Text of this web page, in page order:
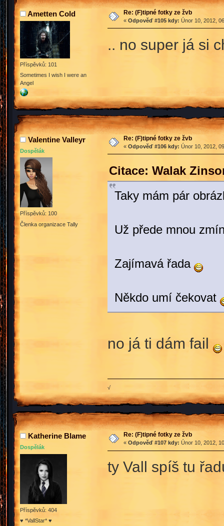
Ametten Cold
Příspěvků: 101
Sometimes I wish I were an
Angel
Re: (F)tipné fotky ze žvb
« Odpověď #105 kdy: Únor 10, 2012,
.. no super já si
Valentine Valleyr
Dospělák
Příspěvků: 100
Členka organizace Tally
Re: (F)tipné fotky ze žvb
« Odpověď #106 kdy: Únor 10, 2012,
Citace: Walak
Taky mám pár
Už přede mnou
Zajímavá řada
Někdo umí čekovat
no já ti dám fail
√
Katherine Blame
Dospělák
Příspěvků: 404
♥ *VallStar* ♥
Re: (F)tipné fotky ze žvb
« Odpověď #107 kdy: Únor 10, 2012,
ty Vall spíš tu